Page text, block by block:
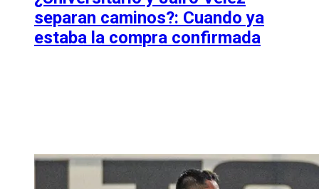
separan caminos?: Cuando ya
estaba la compra confirmada